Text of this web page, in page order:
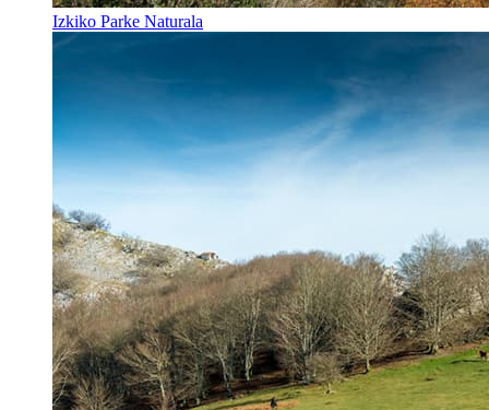
Izkiko Parke Naturala